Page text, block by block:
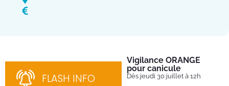
FLASH INFO
Vigilance ORANGE
pour canicule
Dès jeudi 30 juillet à 12h